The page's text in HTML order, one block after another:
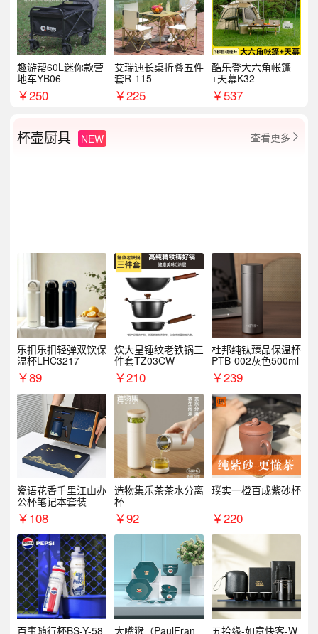
趣游帮60L迷你款营
地车YB06
￥250
艾瑞迪长桌折叠五件
套R-115
￥225
酷乐登大六角帐篷
+天幕K32
￥537
杯壶厨具 NEW 查看更多 
乐扣乐扣轻弹双饮保
温杯LHC3217
￥89
炊大皇锤纹老铁锅三
件套TZ03CW
￥210
杜邦纯钛臻品保温杯
PTB-002灰色500ml
￥239
瓷语花香千里江山办
公杯笔记本套装
￥108
造物集乐茶茶水分离
杯
￥92
璞实一橙百成紫砂杯
￥220
百事随行杯BS-Y-58 大嘴猴（PaulFran 五拾缘-如意快客-W